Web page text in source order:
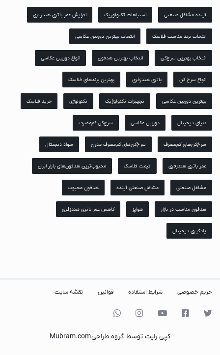
آینده مشاغل صنعتی اشتباهات تکنولوژیک افزایش عمر باتری هندزفری
انتخاب برند مناسب فلاسک انتخاب بهترین دوربین عکاسی
انتخاب بهترین سرخ‌کن انتخاب بهترین هدفون انواع دوربین عکاسی
انواع سرخ کن باتری هندزفری بهترین برندهای فلاسک
بهترین دوربین عکاسی تجهیزات تکنولوژیک تکنولوژی خرید فلاسک
دنیای دیجیتال دوربین عکاسی سرخ‌کن کم‌مصرف
سرخ‌کن‌های کم‌مصرف سرخ‌کن‌های کم‌مصرف مدرن سواد دیجیتال
عمر باتری هندزفری قیمت فلاسک محبوب‌ترین هدفون‌های بازار ایران
مشاغل صنعتی مشاغل صنعتی آینده هدفون محبوب
هدفون مناسب در بازار هواپز کاهش عمر باتری هندزفری
یادگیری دیجیتال
حریم خصوصی شرایط استفاده قوانین نقشه سایت
کپی رایت توسط گروه طراحیMubram.com